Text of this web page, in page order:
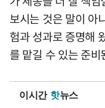
보시는 것은 말이 아
험과 성과로 증명해
를 맡길 수 있는 준
이시간 핫뉴스